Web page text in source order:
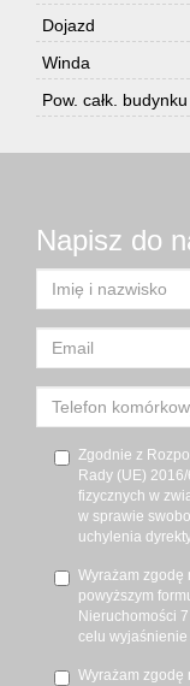
Dojazd
Winda
Pow. całk. budynku
Napisz do
Zgodnie z
Rady (UE)
fizycznych w
w sprawie
uchylenia
Wyrażam zgodę
powyższym
Nieruchomości
celu wyjaśnienie
Wyrażam zgodę